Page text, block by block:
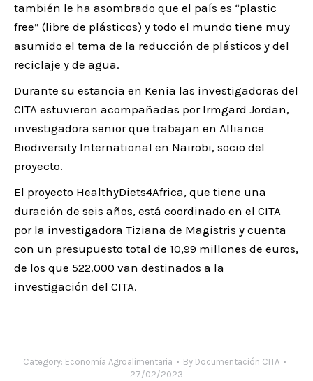
también le ha asombrado que el país es “plastic
free” (libre de plásticos) y todo el mundo tiene muy
asumido el tema de la reducción de plásticos y del
reciclaje y de agua.
Durante su estancia en Kenia las investigadoras del
CITA estuvieron acompañadas por Irmgard Jordan,
investigadora senior que trabajan en Alliance
Biodiversity International en Nairobi, socio del
proyecto.
El proyecto HealthyDiets4Africa, que tiene una
duración de seis años, está coordinado en el CITA
por la investigadora Tiziana de Magistris y cuenta
con un presupuesto total de 10,99 millones de euros,
de los que 522.000 van destinados a la
investigación del CITA.
Category: Economía Agroalimentaria By Documentación CITA
27/02/2023